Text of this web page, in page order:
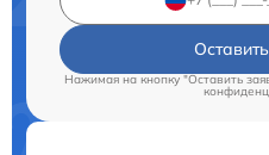
Нажимая на кнопку "Оставить